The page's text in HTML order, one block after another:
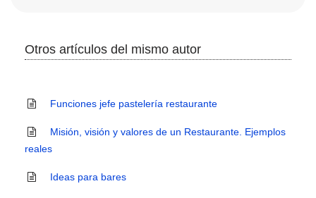
Otros artículos del mismo autor
Funciones jefe pastelería restaurante
Misión, visión y valores de un Restaurante. Ejemplos
reales
Ideas para bares